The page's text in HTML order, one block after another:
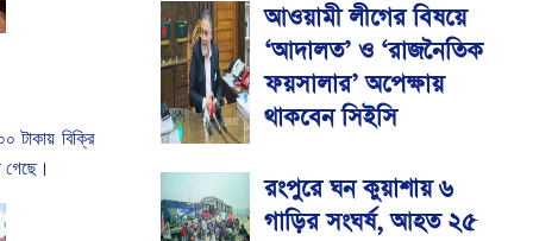
টাকায় বিক্রি
গেছে।
আওয়ামী লীগের বিষয়ে
‘আদালত’ ও ‘রাজনৈতিক
ফয়সালার’ অপেক্ষায়
থাকবেন সিইসি
রংপুরে ঘন কুয়াশায় ৬
গাড়ির সংঘর্ষ, আহত ২৫